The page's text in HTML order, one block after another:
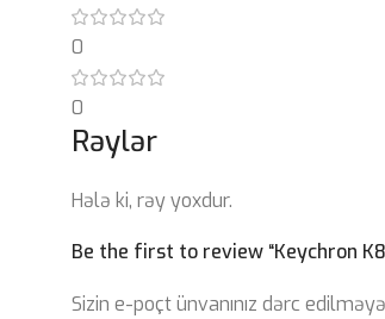
0
0
Rəylər
Hələ ki, rəy yoxdur.
Be the first to review “Keychron
Sizin e-poçt ünvanınız dərc